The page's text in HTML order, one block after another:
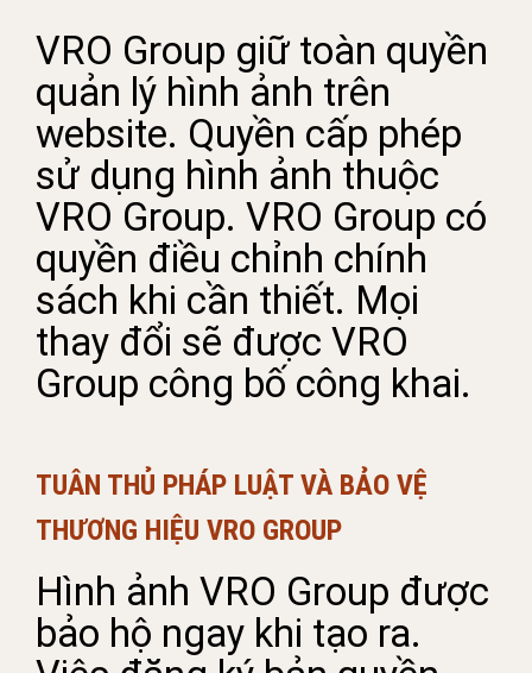
VRO Group giữ toàn quyền
quản lý hình ảnh trên
website. Quyền cấp phép
sử dụng hình ảnh thuộc
VRO Group. VRO Group có
quyền điều chỉnh chính
sách khi cần thiết. Mọi
thay đổi sẽ được VRO
Group công bố công khai.
TUÂN THỦ PHÁP LUẬT VÀ BẢO VỆ
THƯƠNG HIỆU VRO GROUP
Hình ảnh VRO Group được
bảo hộ ngay khi tạo ra.